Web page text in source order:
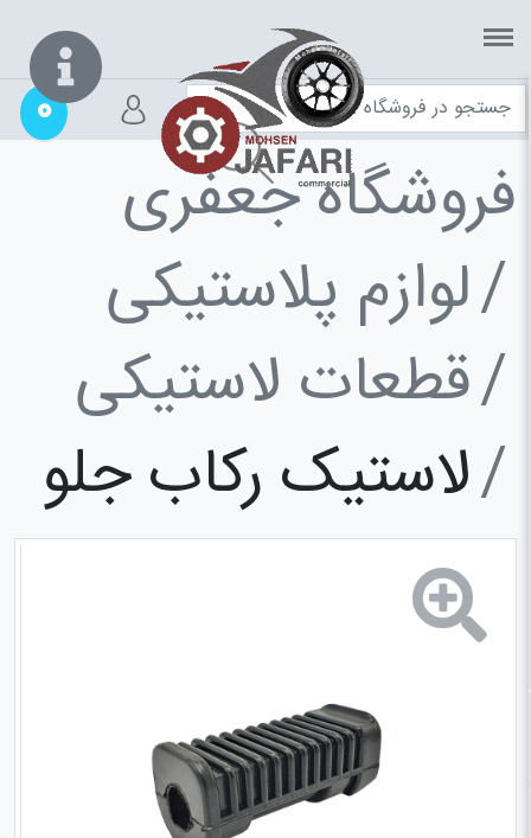
0
فروشگاه جعفری
لوازم پلاستیکی
قطعات لاستیکی
لاستیک رکاب جلو